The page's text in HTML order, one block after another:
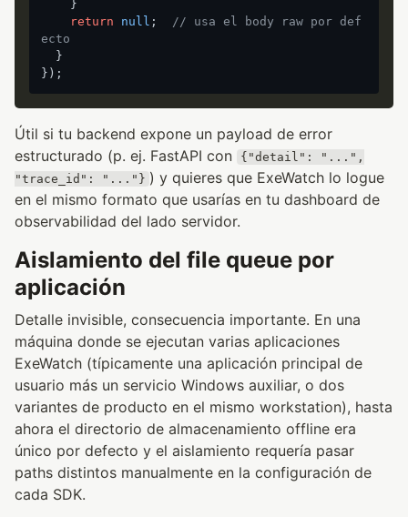
return
null ; // usa el body raw por def
ecto
Útil si tu backend expone un payload de error
estructurado (p. ej. FastAPI con
{"detail": "...",
"trace_id": "..."} ) y quieres que ExeWatch lo logue
en el mismo formato que usarías en tu dashboard de
observabilidad del lado servidor.
Aislamiento del file queue por
aplicación
Detalle invisible, consecuencia importante. En una
máquina donde se ejecutan varias aplicaciones
ExeWatch (típicamente una aplicación principal de
usuario más un servicio Windows auxiliar, o dos
variantes de producto en el mismo workstation), hasta
ahora el directorio de almacenamiento offline era
único por defecto y el aislamiento requería pasar
paths distintos manualmente en la configuración de
cada SDK.